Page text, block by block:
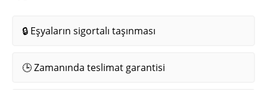
🔒 Eşyaların sigortalı taşınması
🕒 Zamanında teslimat garantisi